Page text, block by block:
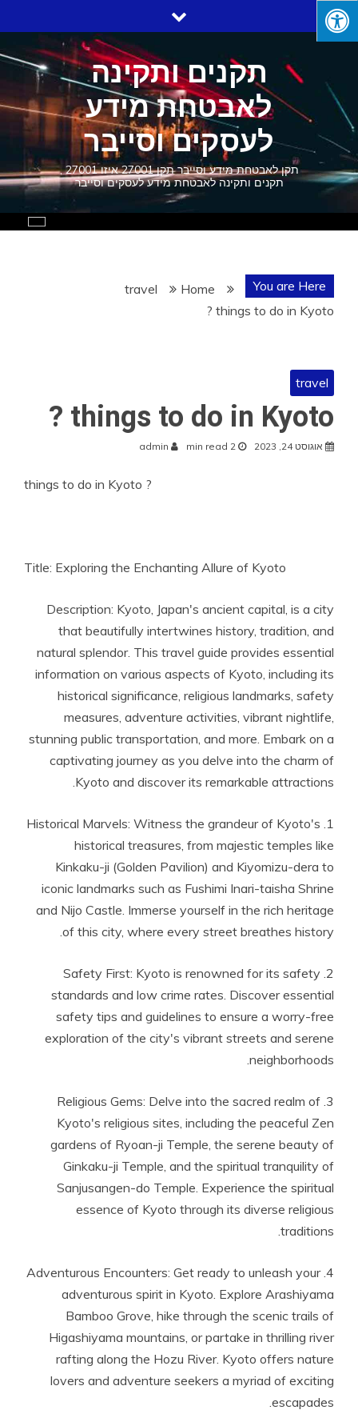
Skip
to
תקנים ותקינה
לאבטחת מידע
לעסקים וסייבר
תקן לאבטחת מידע וסייבר תקן 27001 איזו 27001 ,
תקנים ותקינה לאבטחת מידע לעסקים וסייבר
You are Here
Home
travel
things to do in Kyoto ?
travel
things to do in Kyoto ?
אוגוסט 24, 2023 2 min read
admin
things to do in Kyoto ?
Title: Exploring the Enchanting Allure of Kyoto
Description: Kyoto, Japan's ancient capital, is a city
that beautifully intertwines history, tradition, and
natural splendor. This travel guide provides essential
information on various aspects of Kyoto, including its
historical significance, religious landmarks, safety
measures, adventure activities, vibrant nightlife,
stunning public transportation, and more. Embark on a
captivating journey as you delve into the charm of
Kyoto and discover its remarkable attractions.
1. Historical Marvels: Witness the grandeur of Kyoto's
historical treasures, from majestic temples like
Kinkaku-ji (Golden Pavilion) and Kiyomizu-dera to
iconic landmarks such as Fushimi Inari-taisha Shrine
and Nijo Castle. Immerse yourself in the rich heritage
of this city, where every street breathes history.
2. Safety First: Kyoto is renowned for its safety
standards and low crime rates. Discover essential
safety tips and guidelines to ensure a worry-free
exploration of the city's vibrant streets and serene
neighborhoods.
3. Religious Gems: Delve into the sacred realm of
Kyoto's religious sites, including the peaceful Zen
gardens of Ryoan-ji Temple, the serene beauty of
Ginkaku-ji Temple, and the spiritual tranquility of
Sanjusangen-do Temple. Experience the spiritual
essence of Kyoto through its diverse religious
traditions.
4. Adventurous Encounters: Get ready to unleash your
adventurous spirit in Kyoto. Explore Arashiyama
Bamboo Grove, hike through the scenic trails of
Higashiyama mountains, or partake in thrilling river
rafting along the Hozu River. Kyoto offers nature
lovers and adventure seekers a myriad of exciting
escapades.